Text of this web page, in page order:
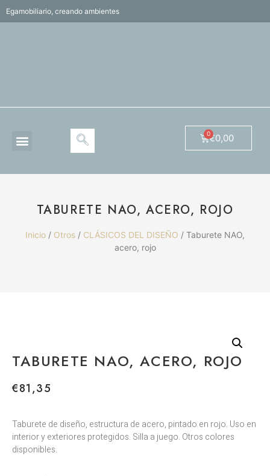
Egamobiliario, creando ambientes
€0,00
TABURETE NAO, ACERO, ROJO
Inicio / Otros / CLÁSICOS DEL DISEÑO / Taburete NAO,
acero, rojo
TABURETE NAO, ACERO, ROJO
€81,35
Taburete de diseño, estructura de acero, pintado en rojo. Uso en
interior y exteriores protegidos. Silla a juego. Otros colores
disponibles.